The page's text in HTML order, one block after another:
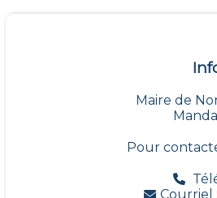
Maire de
Pour
Courriel :